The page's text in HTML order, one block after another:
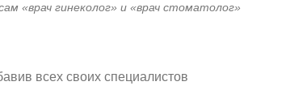
«врач гинеколог» и «врач стоматолог»
всех своих специалистов